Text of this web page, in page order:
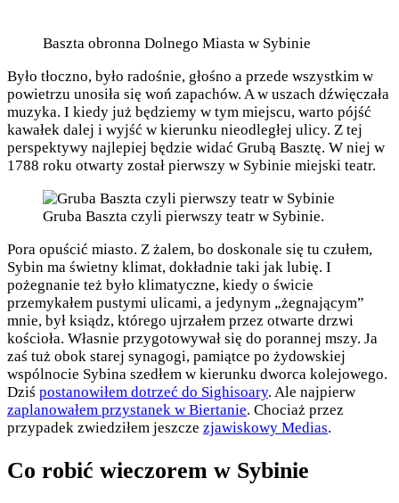
Baszta obronna Dolnego Miasta w Sybinie
Było tłoczno, było radośnie, głośno a przede wszystkim w
powietrzu unosiła się woń zapachów. A w uszach dźwięczała
muzyka. I kiedy już będziemy w tym miejscu, warto pójść
kawałek dalej i wyjść w kierunku nieodległej ulicy. Z tej
perspektywy najlepiej będzie widać Grubą Basztę. W niej w
1788 roku otwarty został pierwszy w Sybinie miejski teatr.
Gruba Baszta czyli pierwszy teatr w Sybinie.
Pora opuścić miasto. Z żalem, bo doskonale się tu czułem,
Sybin ma świetny klimat, dokładnie taki jak lubię. I
pożegnanie też było klimatyczne, kiedy o świcie
przemykałem pustymi ulicami, a jedynym „żegnającym”
mnie, był ksiądz, którego ujrzałem przez otwarte drzwi
kościoła. Własnie przygotowywał się do porannej mszy. Ja
zaś tuż obok starej synagogi, pamiątce po żydowskiej
wspólnocie Sybina szedłem w kierunku dworca kolejowego.
Dziś postanowiłem dotrzeć do Sighisoary. Ale najpierw
zaplanowałem przystanek w Biertanie. Chociaż przez
przypadek zwiedziłem jeszcze zjawiskowy Medias.
Co robić wieczorem w Sybinie